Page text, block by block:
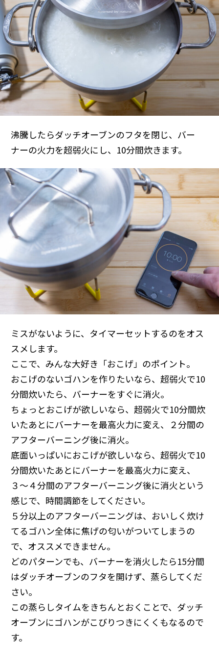
沸騰したらダッチオーブンのフタを閉じ、バー
ナーの火力を超弱火にし、10分間炊きます。
ミスがないように、タイマーセットするのをオス
スメします。
ここで、みんな大好き「おこげ」のポイント。
おこげのないゴハンを作りたいなら、超弱火で10
分間炊いたら、バーナーをすぐに消火。
ちょっとおこげが欲しいなら、超弱火で10分間炊
いたあとにバーナーを最高火力に変え、２分間の
アフターバーニング後に消火。
底面いっぱいにおこげが欲しいなら、超弱火で10
分間炊いたあとにバーナーを最高火力に変え、
３〜４分間のアフターバーニング後に消火という
感じで、時間調節をしてください。
５分以上のアフターバーニングは、おいしく炊け
てるゴハン全体に焦げの匂いがついてしまうの
で、オススメできません。
どのパターンでも、バーナーを消火したら15分間
はダッチオーブンのフタを開けず、蒸らしてくだ
さい。
この蒸らしタイムをきちんとおくことで、ダッチ
オーブンにゴハンがこびりつきにくくもなるので
す。